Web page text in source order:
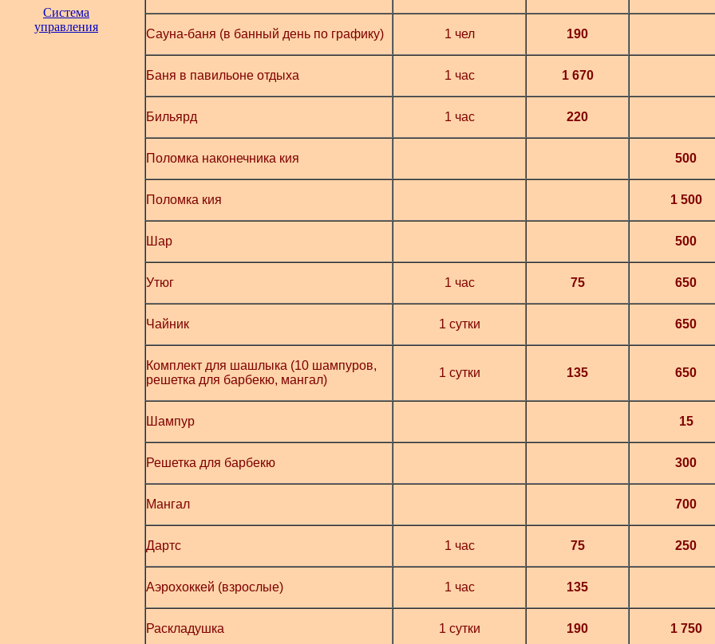
Система
управления
Сауна-баня (в банный день по графику) 1 чел 190
Баня в павильоне отдыха 1 час 1 670
Бильярд 1 час 220
Поломка наконечника кия 500
Поломка кия 1 500
Шар 500
Утюг 1 час 75 650
Чайник 1 сутки 650
Комплект для шашлыка (10 шампуров,
решетка для барбекю, мангал)
1 сутки 135 650
Шампур 15
Решетка для барбекю 300
Мангал 700
Дартс 1 час 75 250
Аэрохоккей (взрослые) 1 час 135
Раскладушка 1 сутки 190 1 750